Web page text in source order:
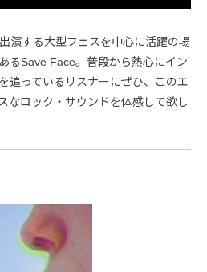
演する大型フェスを中心に活躍の場
るSave Face。普段から熱心にイン
追っているリスナーにぜひ、このエ
なロック・サウンドを体感して欲し